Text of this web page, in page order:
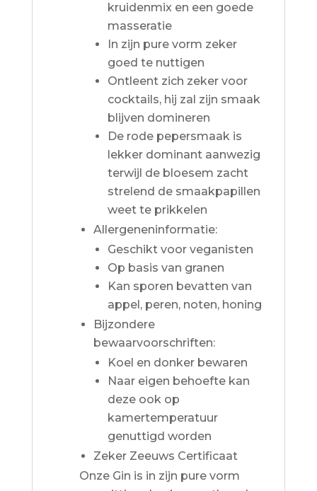
kruidenmix en een goede
masseratie
In zijn pure vorm zeker
goed te nuttigen
Ontleent zich zeker voor
cocktails, hij zal zijn smaak
blijven domineren
De rode pepersmaak is
lekker dominant aanwezig
terwijl de bloesem zacht
strelend de smaakpapillen
weet te prikkelen
Allergeneninformatie:
Geschikt voor veganisten
Op basis van granen
Kan sporen bevatten van
appel, peren, noten, honing
Bijzondere
bewaarvoorschriften:
Koel en donker bewaren
Naar eigen behoefte kan
deze ook op
kamertemperatuur
genuttigd worden
Zeker Zeeuws Certificaat
Onze Gin is in zijn pure vorm